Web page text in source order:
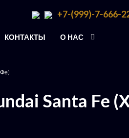
+7-(999)-7-666-
КОНТАКТЫ О НАС
Santa Fe